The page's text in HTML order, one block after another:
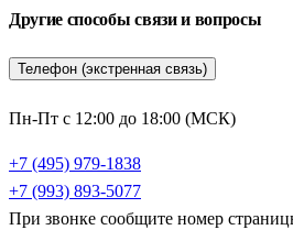
Главные жемчужины
Ростов Великий и Ярославль
программ является духовный центр
Посад. Расположенный ближе всего к
привлекает паломников и туристов
Другие способы связи и вопросы
Телефон (экстренная связь)
Пн-Пт с 12:00 до 18:00 (МСК)
+7 (495) 979-1838
+7 (993) 893-5077
При звонке сообщите номер